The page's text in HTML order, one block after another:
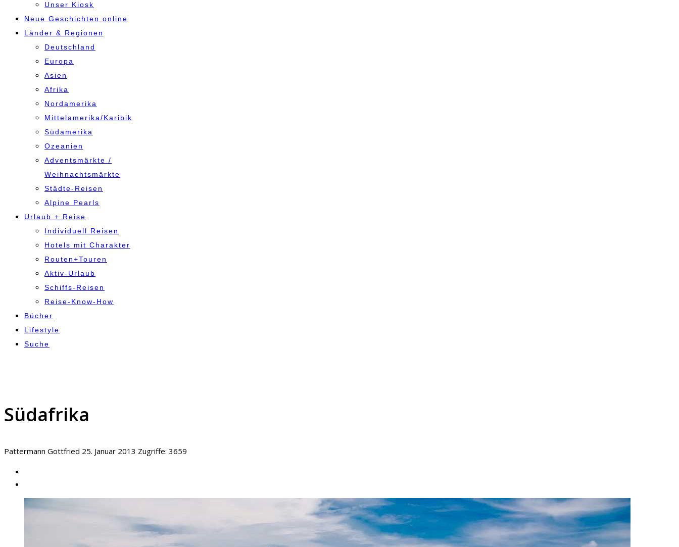
Unser Kiosk
Neue Geschichten online
Länder & Regionen
Deutschland
Europa
Asien
Afrika
Nordamerika
Mittelamerika/Karibik
Südamerika
Ozeanien
Adventsmärkte /
Weihnachtsmärkte
Städte-Reisen
Alpine Pearls
Urlaub + Reise
Individuell Reisen
Hotels mit Charakter
Routen+Touren
Aktiv-Urlaub
Schiffs-Reisen
Reise-Know-How
Bücher
Lifestyle
Suche
Südafrika
Pattermann Gottfried 25. Januar 2013 Zugriffe: 3659